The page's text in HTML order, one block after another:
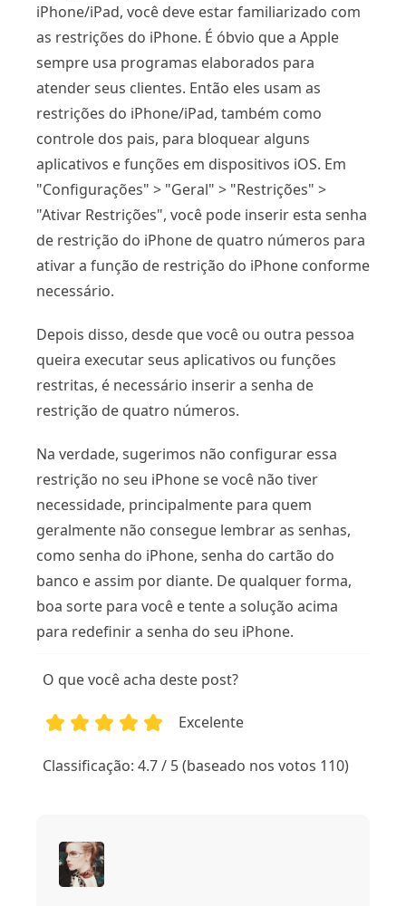
iPhone/iPad, você deve estar familiarizado com
as restrições do iPhone. É óbvio que a Apple
sempre usa programas elaborados para
atender seus clientes. Então eles usam as
restrições do iPhone/iPad, também como
controle dos pais, para bloquear alguns
aplicativos e funções em dispositivos iOS. Em
"Configurações" > "Geral" > "Restrições" >
"Ativar Restrições", você pode inserir esta senha
de restrição do iPhone de quatro números para
ativar a função de restrição do iPhone conforme
necessário.
Depois disso, desde que você ou outra pessoa
queira executar seus aplicativos ou funções
restritas, é necessário inserir a senha de
restrição de quatro números.
Na verdade, sugerimos não configurar essa
restrição no seu iPhone se você não tiver
necessidade, principalmente para quem
geralmente não consegue lembrar as senhas,
como senha do iPhone, senha do cartão do
banco e assim por diante. De qualquer forma,
boa sorte para você e tente a solução acima
para redefinir a senha do seu iPhone.
O que você acha deste post?
Excelente
Classificação: 4.7 / 5 (baseado nos votos 110)